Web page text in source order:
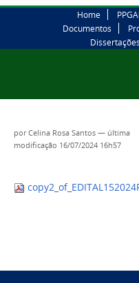
Home
Documentos
porCelina Rosa Santos — última
modificação 16/07/2024 16h57